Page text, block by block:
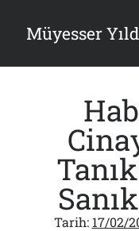
Müyesser
Yan
Menü
Son Yazılar
Türkiye 2.0’a Gidiş!..
05/08/2026
Tarih: 17/02/